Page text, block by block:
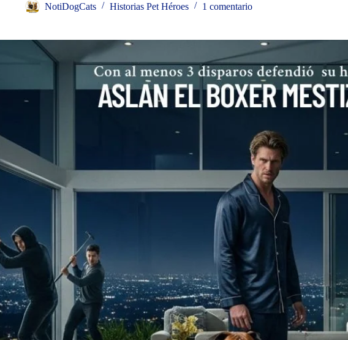
NotiDogCats Historias Pet Héroes 1 comentario